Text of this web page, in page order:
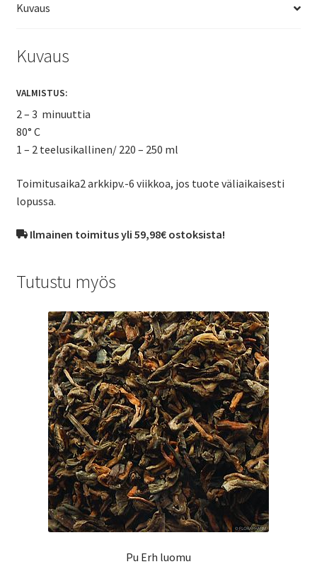
Kuvaus
Kuvaus
VALMISTUS:
2 – 3 minuuttia
80° C
1 – 2 teelusikallinen/ 220 – 250 ml
Toimitusaika2 arkkipv.-6 viikkoa, jos tuote väliaikaisesti
lopussa.
Ilmainen toimitus yli 59,98€ ostoksista!
Tutustu myös
Pu Erh luomu